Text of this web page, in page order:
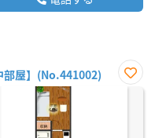
部屋】(No.441002)
お気